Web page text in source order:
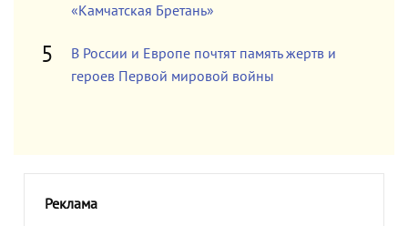
«Камчатская Бретань»
В России и Европе почтят память жертв и
героев Первой мировой войны
Реклама